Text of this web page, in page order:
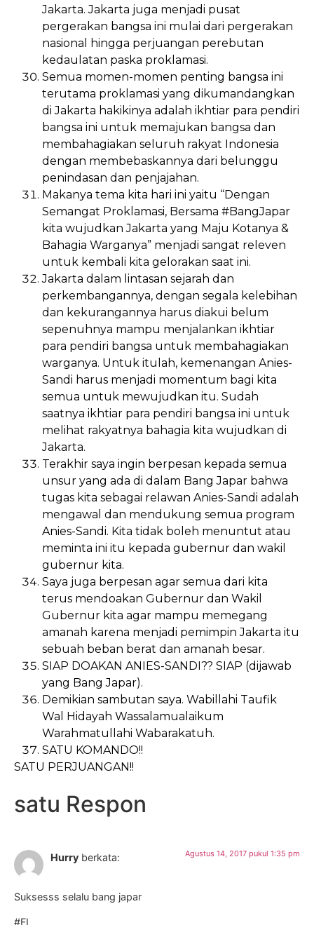
Jakarta. Jakarta juga menjadi pusat
pergerakan bangsa ini mulai dari pergerakan
nasional hingga perjuangan perebutan
kedaulatan paska proklamasi.
Semua momen-momen penting bangsa ini
terutama proklamasi yang dikumandangkan
di Jakarta hakikinya adalah ikhtiar para pendiri
bangsa ini untuk memajukan bangsa dan
membahagiakan seluruh rakyat Indonesia
dengan membebaskannya dari belunggu
penindasan dan penjajahan.
Makanya tema kita hari ini yaitu “Dengan
Semangat Proklamasi, Bersama #BangJapar
kita wujudkan Jakarta yang Maju Kotanya &
Bahagia Warganya” menjadi sangat releven
untuk kembali kita gelorakan saat ini.
Jakarta dalam lintasan sejarah dan
perkembangannya, dengan segala kelebihan
dan kekurangannya harus diakui belum
sepenuhnya mampu menjalankan ikhtiar
para pendiri bangsa untuk membahagiakan
warganya. Untuk itulah, kemenangan Anies-
Sandi harus menjadi momentum bagi kita
semua untuk mewujudkan itu. Sudah
saatnya ikhtiar para pendiri bangsa ini untuk
melihat rakyatnya bahagia kita wujudkan di
Jakarta.
Terakhir saya ingin berpesan kepada semua
unsur yang ada di dalam Bang Japar bahwa
tugas kita sebagai relawan Anies-Sandi adalah
mengawal dan mendukung semua program
Anies-Sandi. Kita tidak boleh menuntut atau
meminta ini itu kepada gubernur dan wakil
gubernur kita.
Saya juga berpesan agar semua dari kita
terus mendoakan Gubernur dan Wakil
Gubernur kita agar mampu memegang
amanah karena menjadi pemimpin Jakarta itu
sebuah beban berat dan amanah besar.
SIAP DOAKAN ANIES-SANDI?? SIAP (dijawab
yang Bang Japar).
Demikian sambutan saya. Wabillahi Taufik
Wal Hidayah Wassalamualaikum
Warahmatullahi Wabarakatuh.
SATU KOMANDO!!
SATU PERJUANGAN!!
satu Respon
Hurry berkata: Agustus 14, 2017 pukul 1:35 pm
Suksesss selalu bang japar
#FI